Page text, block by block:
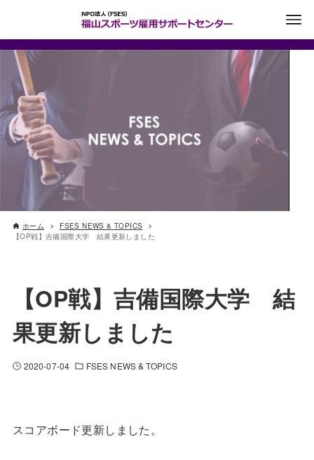
ホーム
FSES NEWS & TOPICS
【OP戦】吉備国際大学 結果更新しました
【OP戦】吉備国際大学 結
果更新しました
2020-07-04 FSES NEWS & TOPICS
スコアボード更新しました。